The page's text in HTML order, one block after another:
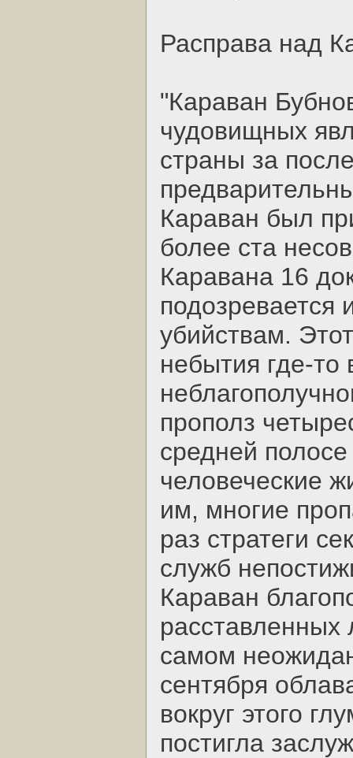
Расправа над
"Караван
чудовищных
страны за
Караван был
более ста
Каравана 16
подозревается
убийствам.
небытия где-то
прополз
средней
человеческие
им, многие
раз стратеги
служб
Караван
расставленных
самом
сентября
вокруг этого
постигла